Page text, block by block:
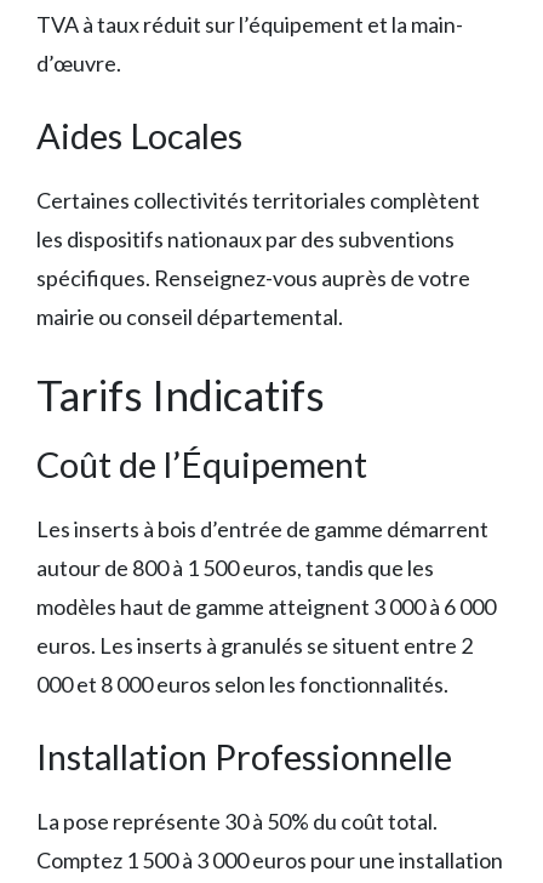
TVA à taux réduit sur l’équipement et la main-
d’œuvre.
Aides Locales
Certaines collectivités territoriales complètent
les dispositifs nationaux par des subventions
spécifiques. Renseignez-vous auprès de votre
mairie ou conseil départemental.
Tarifs Indicatifs
Coût de l’Équipement
Les inserts à bois d’entrée de gamme démarrent
autour de 800 à 1 500 euros, tandis que les
modèles haut de gamme atteignent 3 000 à 6 000
euros. Les inserts à granulés se situent entre 2
000 et 8 000 euros selon les fonctionnalités.
Installation Professionnelle
La pose représente 30 à 50% du coût total.
Comptez 1 500 à 3 000 euros pour une installation